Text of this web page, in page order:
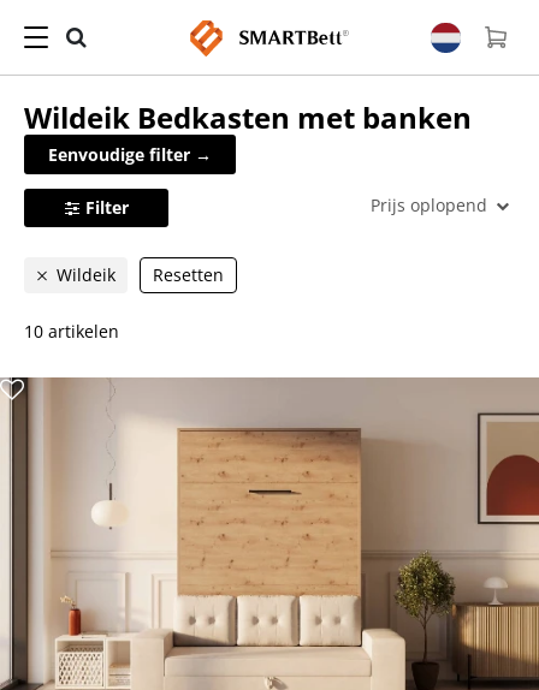
Wildeik Bedkasten met banken
Eenvoudige filter →
Filter Prijs oplopend
Wildeik Resetten
10 artikelen